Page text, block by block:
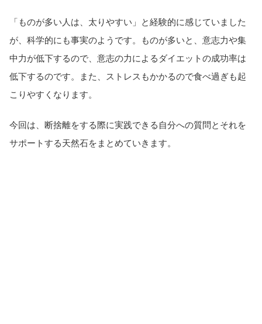
「ものが多い人は、太りやすい」と経験的に感じていました
が、科学的にも事実のようです。ものが多いと、意志力や集
中力が低下するので、意志の力によるダイエットの成功率は
低下するのです。また、ストレスもかかるので食べ過ぎも起
こりやすくなります。
今回は、断捨離をする際に実践できる自分への質問とそれを
サポートする天然石をまとめていきます。